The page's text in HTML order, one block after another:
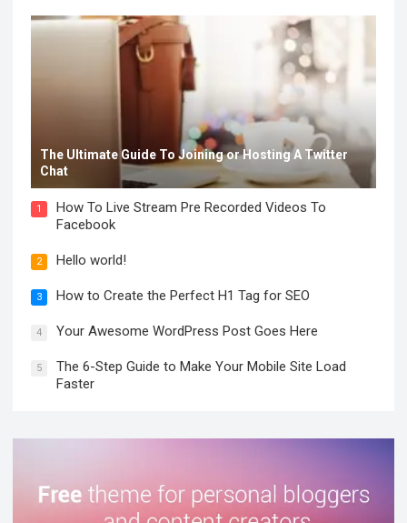
The Ultimate Guide To Joining or Hosting A Twitter
Chat
1
How To Live Stream Pre Recorded Videos To
Facebook
2 Hello world!
3 How to Create the Perfect H1 Tag for SEO
4 Your Awesome WordPress Post Goes Here
5
The 6-Step Guide to Make Your Mobile Site Load
Faster